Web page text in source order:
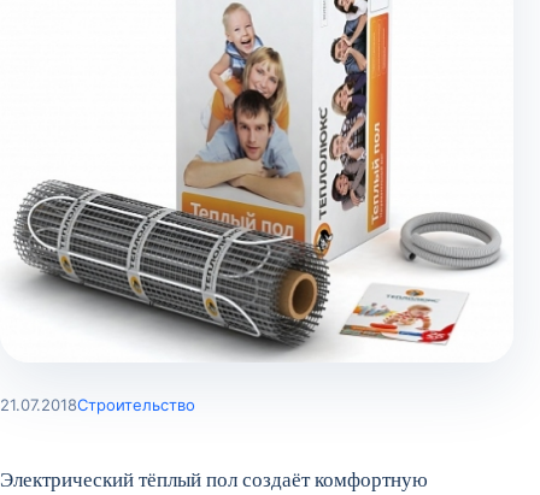
21.07.2018Строительство
Электрический тёплый пол создаёт комфортную